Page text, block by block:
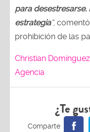
para desestresarse.
estrategia”,
prohibición de las
Christian Domínguez
Agencia
¿Te